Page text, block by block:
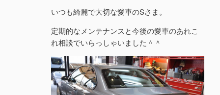
いつも綺麗で大切な愛車のSさま。
定期的なメンテナンスと今後の愛車のあれこ
れ相談でいらっしゃいました＾＾